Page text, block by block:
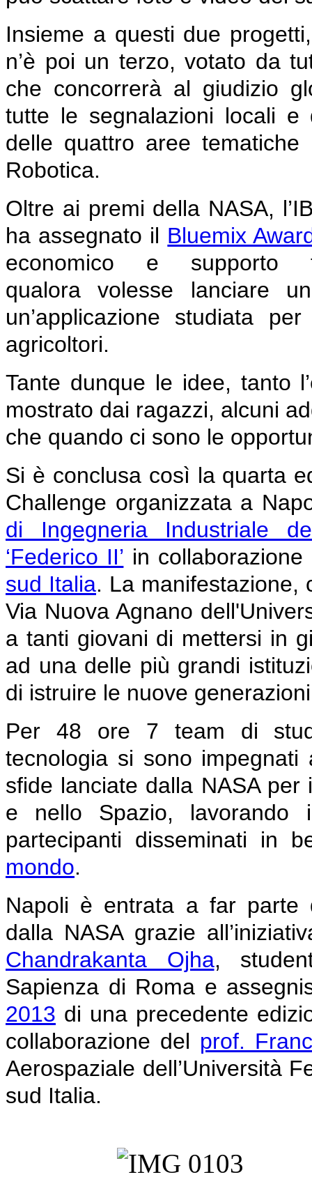
Insieme a questi due
n’è poi un terzo, votato da
che concorrerà al giudizio
tutte le segnalazioni locali e
delle quattro aree
Robotica.
Oltre ai premi della NASA,
ha assegnato il Bluemix
economico e supporto
qualoravolesse lanciare
un’applicazione studiata
agricoltori.
Tante dunque le idee, tanto
mostrato dai ragazzi, alcuni
che quando ci sono le
Si è conclusa così la quarta
Challenge organizzata a
di Ingegneria Industriale
‘Federico II’ in
sud Italia. La manifestazione,
Via Nuova Agnano
a tanti giovani di mettersi in
ad una delle più grandi
di istruire le nuove
Per 48 ore 7 team di
tecnologia si sono
sfide lanciate dalla NASA
e nello Spazio, lavorando
partecipanti disseminati in
mondo.
Napoli è entrata a far parte
dalla NASA grazie
Chandrakanta Ojha,
Sapienza di Roma e
2013 di una precedente
collaborazione del prof.
Aerospaziale dell’Università
sud Italia.